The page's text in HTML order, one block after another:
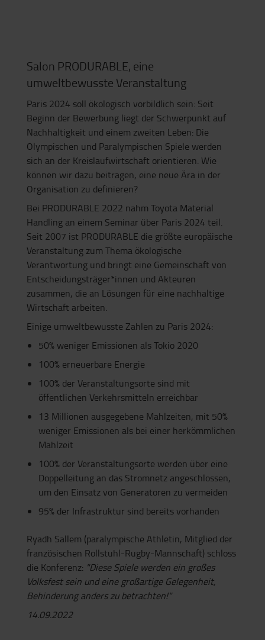
Salon PRODURABLE, eine
umweltbewusste Veranstaltung
Paris 2024 soll ökologisch vorbildlich sein: Seit
Beginn der Bewerbung liegt der Schwerpunkt auf
Nachhaltigkeit und einem zweiten Leben: Die
Olympischen und Paralympischen Spiele werden
sich an der Kreislaufwirtschaft orientieren. Wie
können wir dazu beitragen, eine neue Ära in der
Organisation zu definieren?
Bei PRODURABLE 2022 nahm Toyota Material
Handling an einem Seminar über Paris 2024 teil.
Seit 2007 ist PRODURABLE die größte europäische
Veranstaltung zum Thema ökologische
Verantwortung und bringt eine Gemeinschaft von
Entscheidungsträger*innen und Akteuren
zusammen, die an Lösungen für eine nachhaltige
Wirtschaft arbeiten.
Einige umweltbewusste Zahlen zu Paris 2024:
50% weniger Emissionen als Tokio 2020
100% erneuerbare Energie
100% der Veranstaltungsorte sind mit
öffentlichen Verkehrsmitteln erreichbar
13 Millionen ausgegebene Mahlzeiten, mit 50%
weniger Emissionen als bei einer herkömmlichen
Mahlzeit
100% der Veranstaltungsorte werden über eine
Doppelleitung an das Stromnetz angeschlossen,
um den Einsatz von Generatoren zu vermeiden
95% der Infrastruktur sind bereits vorhanden
Ryadh Sallem (paralympische Athletin, Mitglied der
französischen Rollstuhl-Rugby-Mannschaft) schloss
die Konferenz: "Diese Spiele werden ein großes
Volksfest sein und eine großartige Gelegenheit,
Behinderung anders zu betrachten!"
14.09.2022